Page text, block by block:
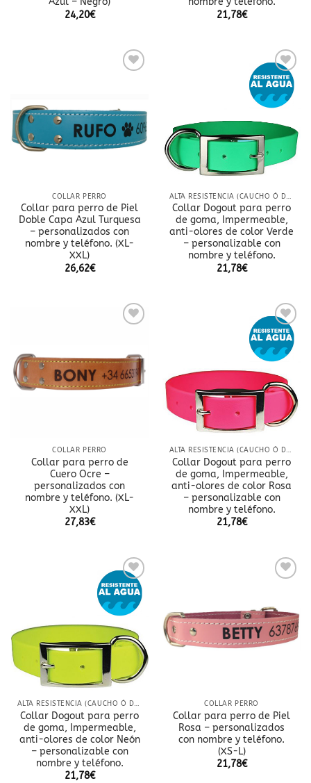
24,20€
21,78€
de
deseos
COLLAR PERRO
Collar para perro de Piel
Doble Capa Azul Turquesa
– personalizados con
nombre y teléfono. (XL-
XXL)
26,62€
Añadir
a la
lista
de
ALTA RESISTENCIA (CAUCHO Ó DOBLE NYLON)
Collar Dogout para perro
de goma, Impermeable,
anti-olores de color Verde
– personalizable con
nombre y teléfono.
21,78€
lista
de
deseos
COLLAR PERRO
Collar para perro de
Cuero Ocre –
personalizados con
nombre y teléfono. (XL-
XXL)
27,83€
Añadir
a la
lista
de
deseos
ALTA RESISTENCIA (CAUCHO Ó DOBLE NYLON)
Collar Dogout para perro
de goma, Impermeable,
anti-olores de color Rosa
– personalizable con
nombre y teléfono.
21,78€
Añadir
a la
lista
de
deseos
ALTA RESISTENCIA (CAUCHO Ó DOBLE NYLON)
Collar Dogout para perro
de goma, Impermeable,
anti-olores de color Neón
– personalizable con
nombre y teléfono.
21,78€
lista
de
deseos
COLLAR PERRO
Collar para perro de Piel
Rosa – personalizados
con nombre y teléfono.
(XS-L)
21,78€